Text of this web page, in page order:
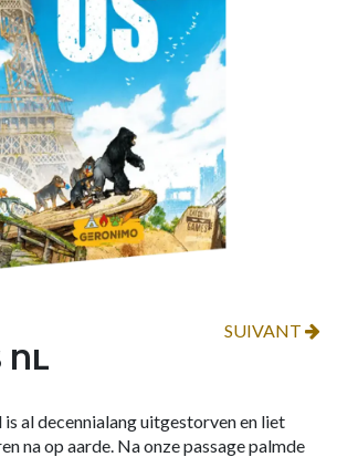
SUIVANT
NL
is al decennialang uitgestorven en liet
na op aarde. Na onze passage palmde